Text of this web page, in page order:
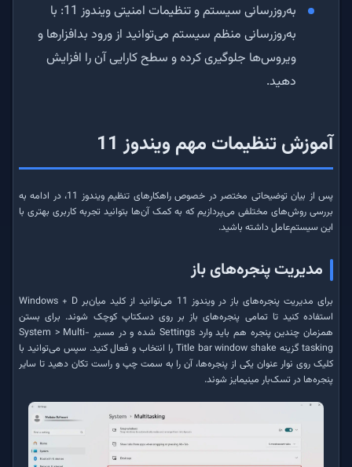
به‌روزرسانی سیستم و تنظیمات امنیتی ویندوز 11: با
به‌روزرسانی منظم سیستم می‌توانید از ورود بدافزارها و
ویروس‌ها جلوگیری کرده و سطح کارایی آن را افزایش
دهید.
آموزش تنظیمات مهم ویندوز 11
پس از بیان توضیحاتی مختصر در خصوص راهکارهای تنظیم ویندوز 11، در ادامه به
بررسی روش‌های مختلفی می‌پردازیم که به کمک آن‌ها بتوانید تجربه کاربری بهتری با
این سیستم‌عامل داشته باشید.
مدیریت پنجره‌های باز
برای مدیریت پنجره‌های باز در ویندوز 11 می‌توانید از کلید میان‌بر Windows + D
استفاده کنید تا تمامی پنجره‌های باز بر روی دسکتاپ کوچک شوند. برای بستن
همزمان چندین پنجره هم باید وارد Settings شده و در مسیر System > Multi-
tasking گزینه Title bar window shake را انتخاب و فعال کنید. سپس می‌توانید با
کلیک روی نوار عنوان یکی از پنجره‌ها، آن را به سمت چپ و راست تکان دهید تا سایر
پنجره‌ها در تسک‌بار مینیمایز شوند.